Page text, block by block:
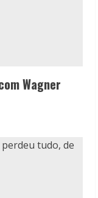
Wagner